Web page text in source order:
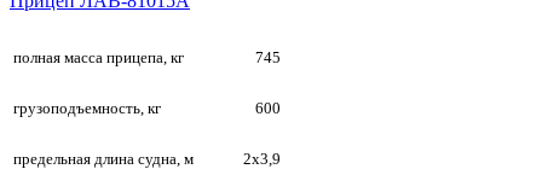
полная масса прицепа, кг 745
грузоподъемность, кг 600
предельная длина судна, м 2х3,9